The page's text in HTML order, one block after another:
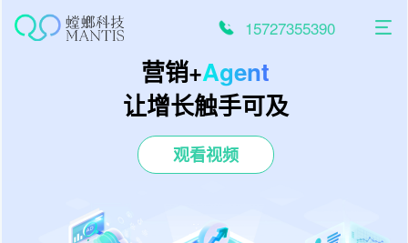
15727355390
营销+Agent
让增长触手可及
观看视频